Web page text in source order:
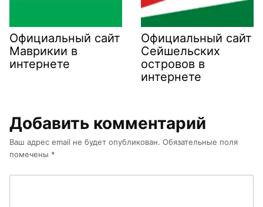
Официальный сайт
Маврикии в
интернете
Официальный сайт
Сейшельских
островов в
интернете
Добавить комментарий
Ваш адрес email не будет опубликован. Обязательные поля
помечены *